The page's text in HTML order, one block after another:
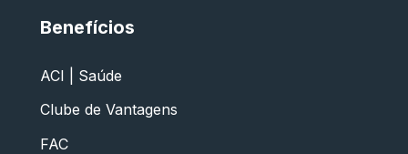
Benefícios
ACI | Saúde
Clube de Vantagens
FAC